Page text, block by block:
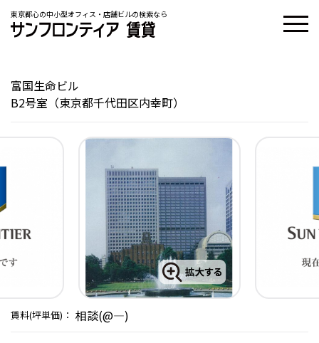
東京都心の中小型オフィス・店舗ビルの検索なら
富国生命ビル
B2号室（東京都千代田区内幸町）
賃料(坪単価)： 相談(@―)